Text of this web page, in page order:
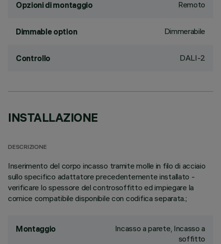
Opzioni di montaggio Remoto
Dimmable option Dimmerabile
Controllo DALI-2
INSTALLAZIONE
DESCRIZIONE
Inserimento del corpo incasso tramite molle in filo di acciaio
sullo specifico adattatore precedentemente installato -
verificare lo spessore del controsoffitto ed impiegare la
cornice compatibile disponibile con codifica separata.;
Montaggio
Incasso a parete, Incasso a
soffitto